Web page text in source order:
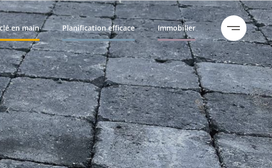
en main Planification efficace Immobilier